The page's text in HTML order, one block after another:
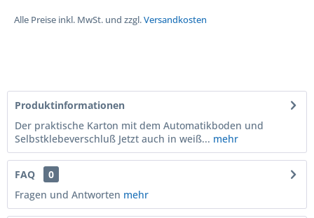
Alle Preise inkl. MwSt. und zzgl.Versandkosten
Produktinformationen
Der praktische Karton mit dem Automatikboden und
Selbstklebeverschluß Jetzt auch in weiß... mehr
FAQ
0
Fragen und Antworten mehr